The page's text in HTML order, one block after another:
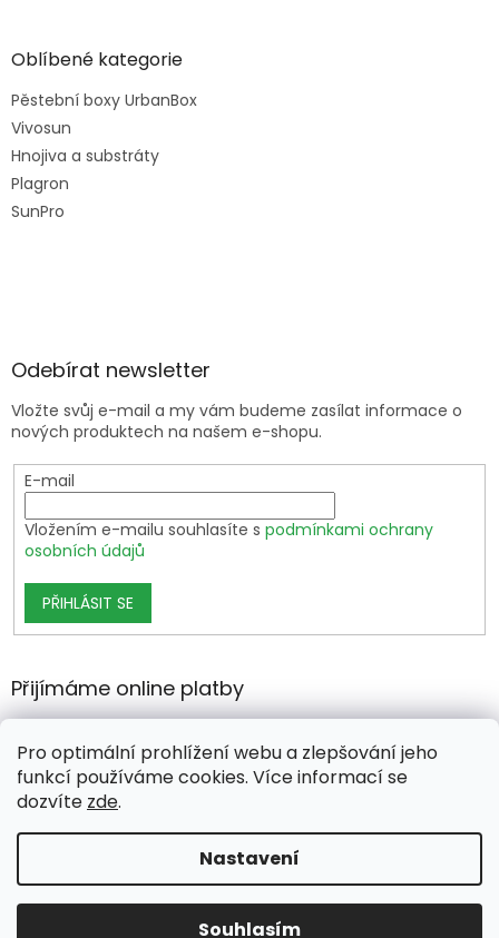
Pro optimální prohlížení webu a zlepšování jeho
funkcí používáme cookies. Více informací se
dozvíte zde.
Nastavení
Souhlasím
Oblíbené kategorie
Pěstební boxy UrbanBox
Vivosun
Hnojiva a substráty
Plagron
SunPro
Odebírat newsletter
Vložte svůj e-mail a my vám budeme zasílat informace o
nových produktech na našem e-shopu.
E-mail
Vložením e-mailu souhlasíte s podmínkami ochrany
osobních údajů
PŘIHLÁSIT SE
Přijímáme online platby
Copyright 2026growshop.cz. Všechna práva vyhrazena.
Upravit nastavení cookies